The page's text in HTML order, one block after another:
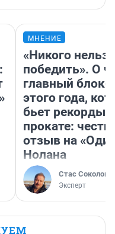
МНЕНИЕ
«Никого нельзя
победить». О
главный
этого года,
бьет рекорды в
прокате:
отзыв на
Нолана
Стас Соколов
Эксперт